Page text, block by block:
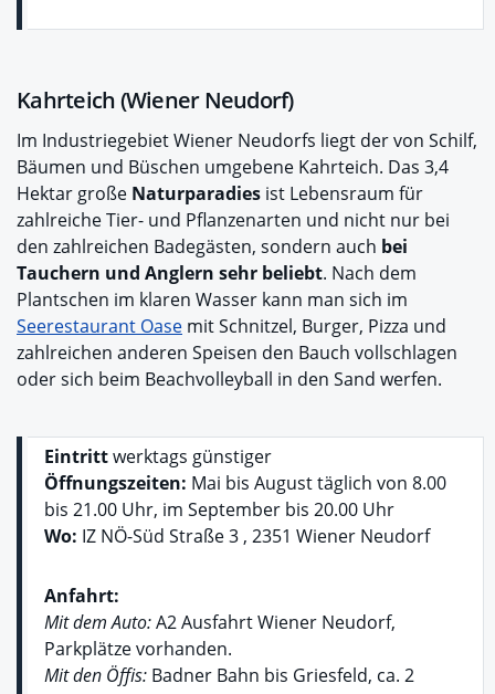
Kahrteich (Wiener Neudorf)
Im Industriegebiet Wiener Neudorfs liegt der von Schilf,
Bäumen und Büschen umgebene Kahrteich. Das 3,4
Hektar große Naturparadies ist Lebensraum für
zahlreiche Tier- und Pflanzenarten und nicht nur bei
den zahlreichen Badegästen, sondern auch bei
Tauchern und Anglern sehr beliebt. Nach dem
Plantschen im klaren Wasser kann man sich im
Seerestaurant Oase mit Schnitzel, Burger, Pizza und
zahlreichen anderen Speisen den Bauch vollschlagen
oder sich beim Beachvolleyball in den Sand werfen.
Eintrittwerktags günstiger
Öffnungszeiten: Mai bis August täglich von 8.00
bis 21.00 Uhr, im September bis 20.00 Uhr
Wo: IZ NÖ-Süd Straße 3 , 2351 Wiener Neudorf
Anfahrt:
Mit dem Auto:A2 Ausfahrt Wiener Neudorf,
Parkplätze vorhanden.
Mit den Öffis: Badner Bahn bis Griesfeld, ca. 2